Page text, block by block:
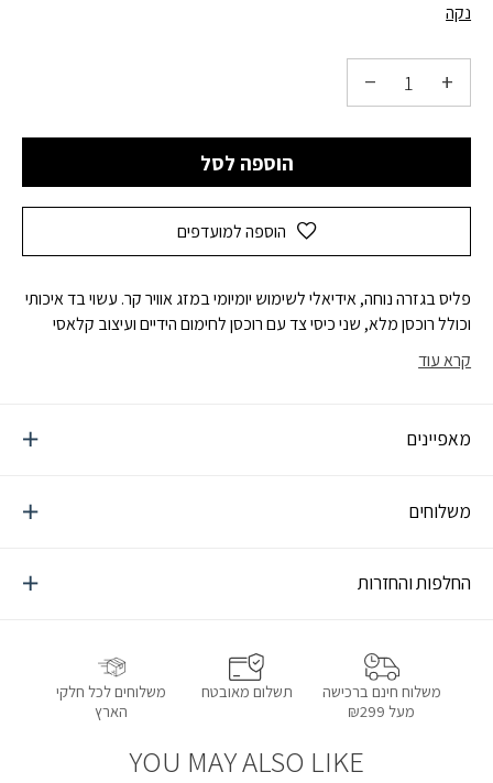
נקה
הוספה לסל
הוספה למועדפים
פליס בגזרה נוחה, אידיאלי לשימוש יומיומי במזג אוויר קר. עשוי בד איכותי
וכולל רוכסן מלא, שני כיסי צד עם רוכסן לחימום הידיים ועיצוב קלאסי
מלא בסטייל.
קרא עוד
מאפיינים
משלוחים
החלפות והחזרות
משלוח חינם ברכישה
מעל ₪299
תשלום מאובטח
משלוחים לכל חלקי
הארץ
YOU MAY ALSO LIKE